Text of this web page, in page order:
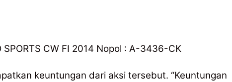
CW FI 2014 Nopol : A-3436-CK
keuntungan dari aksi tersebut. “Keuntungan